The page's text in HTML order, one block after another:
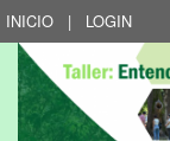
INICIO | LOGIN